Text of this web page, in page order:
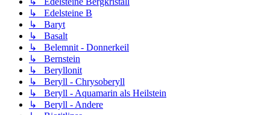
↳ Edelsteine B
↳ Baryt
↳ Basalt
↳ Belemnit - Donnerkeil
↳ Bernstein
↳ Beryllonit
↳ Beryll - Chrysoberyll
↳ Beryll - Aquamarin als Heilstein
↳ Beryll - Andere